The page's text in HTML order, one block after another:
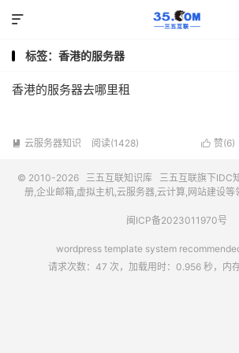

标签：香港的服务器
香港的服务器去哪里租
 云服务器知识 阅读(1428)  赞(6)
© 2010-2026 三五互联知识库 三五互联旗下IDC
册,企业邮箱,虚拟主机,云服务器,云计算,网站建设等
闽ICP备2023011970号
wordpress template system
请求次数：47 次，加载用时：0.956 秒，内